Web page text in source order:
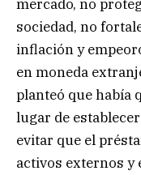
mercado, no
sociedad, no
inflación y
en moneda
planteó que había
lugar de
evitar que el
activos externos y